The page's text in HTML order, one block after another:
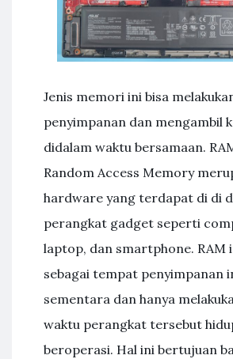
Jenis memori ini bisa
penyimpanan dan mengambil
didalam waktu bersamaan.
Random Access Memory
hardware yang terdapat di di
perangkat gadget seperti
laptop, dan smartphone. RAM
sebagai tempat penyimpanan
sementara dan hanya
waktu perangkat tersebut
beroperasi. Hal ini bertujuan